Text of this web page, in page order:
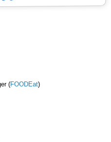
(FOODEat)